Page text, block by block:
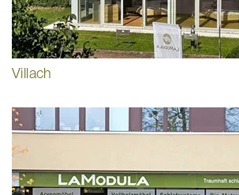
Villach